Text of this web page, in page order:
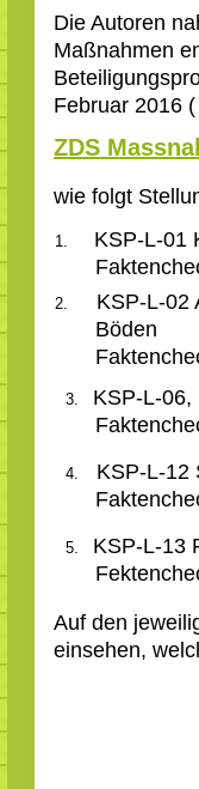
Die Autoren
Maßnahmen
Februar 2016
ZDS
wie folgt
KSP-L-01
KSP-L-02
Böden
KSP-L-06,
KSP-L-12
KSP-L-13
Auf den
einsehen,